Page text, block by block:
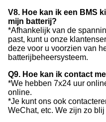
V8. Hoe kan ik een BMS
mijn batterij?
*Afhankelijk van de
past, kunt u onze
deze voor u voorzien van
batterijbeheersysteem.
Q9. Hoe kan ik contact
*We hebben 7x24 uur
online.
*Je kunt ons ook
WeChat, etc. We zijn zo